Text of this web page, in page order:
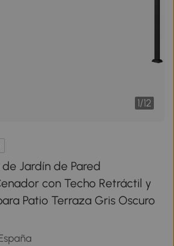
1/12
Jardín de Pared
con Techo Retráctil y
Patio Terraza Gris Oscuro